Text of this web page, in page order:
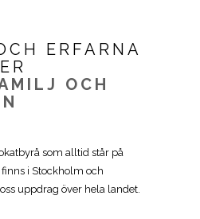
ERFARNA
OCH
som alltid står på
i Stockholm och
uppdrag över hela landet.